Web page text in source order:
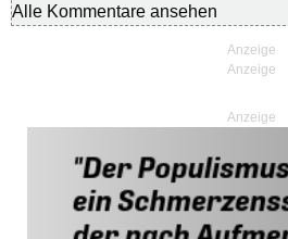
Alle Kommentare ansehen
Anzeige